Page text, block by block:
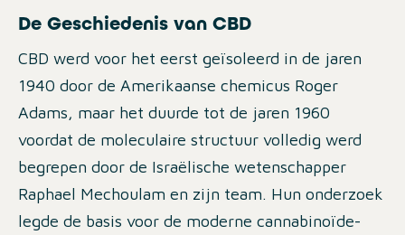
De Geschiedenis van CBD
CBD werd voor het eerst geïsoleerd in de jaren
1940 door de Amerikaanse chemicus Roger
Adams, maar het duurde tot de jaren 1960
voordat de moleculaire structuur volledig werd
begrepen door de Israëlische wetenschapper
Raphael Mechoulam en zijn team. Hun onderzoek
legde de basis voor de moderne cannabinoïde-